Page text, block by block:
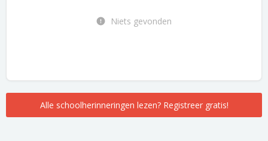
Niets gevonden
Alle schoolherinneringen lezen? Registreer gratis!